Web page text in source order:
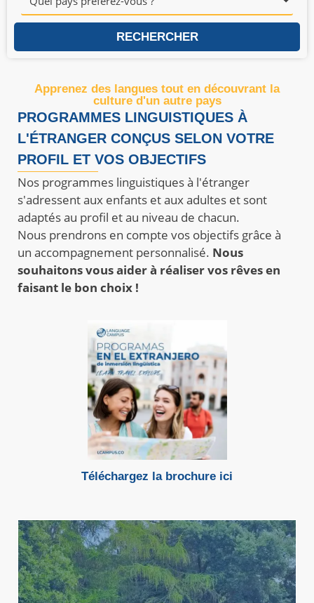
RECHERCHER
Apprenez des langues tout en découvrant la
culture d'un autre pays
PROGRAMMES LINGUISTIQUES À
L'ÉTRANGER CONÇUS SELON VOTRE
PROFIL ET VOS OBJECTIFS
Nos programmes linguistiques à l'étranger
s'adressent aux enfants et aux adultes et sont
adaptés au profil et au niveau de chacun.
Nous prendrons en compte vos objectifs grâce à
un accompagnement personnalisé. Nous
souhaitons vous aider à réaliser vos rêves en
faisant le bon choix !
Téléchargez la brochure ici
Regardez des programmes pour enfants